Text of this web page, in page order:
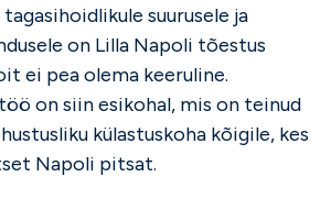
suurusele ja
on Lilla Napoli tõestus
ei pea olema keeruline.
on siin esikohal, mis on teinud
külastuskoha kõigile, kes
Napoli pitsat.